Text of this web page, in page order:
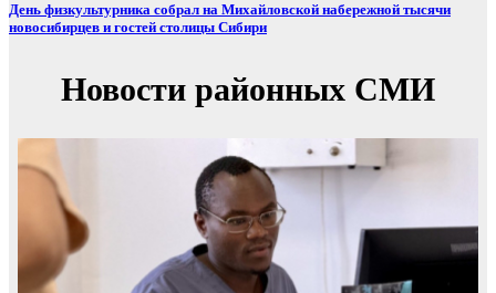
День физкультурника собрал на Михайловской набережной тысячи
новосибирцев и гостей столицы Сибири